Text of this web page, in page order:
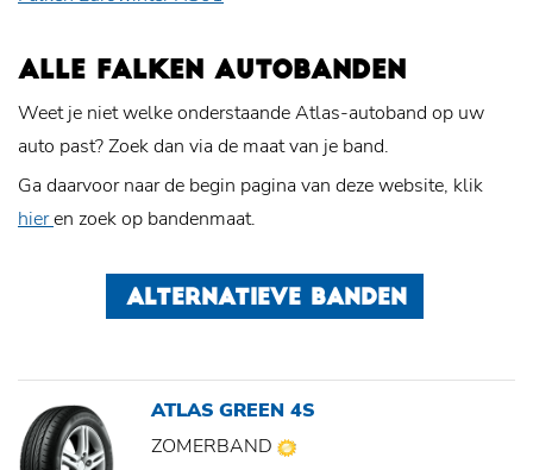
ALLE FALKEN AUTOBANDEN
Weet je niet welke onderstaande Atlas-autoband op uw
auto past? Zoek dan via de maat van je band.
Ga daarvoor naar de begin pagina van deze website, klik
hieren zoek op bandenmaat.
ALTERNATIEVE BANDEN
ATLAS GREEN 4S
ZOMERBAND